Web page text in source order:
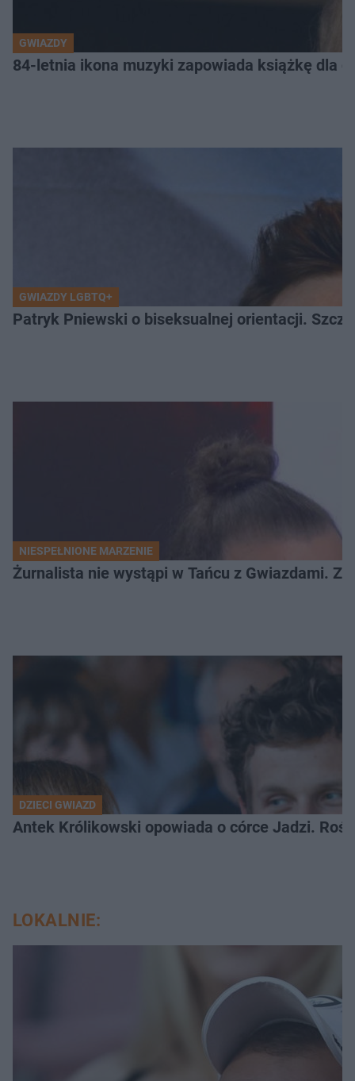
GWIAZDY
84-letnia ikona muzyki zapowiada książkę dla
GWIAZDY LGBTQ+
Patryk Pniewski o biseksualnej orientacji.
NIESPEŁNIONE MARZENIE
Żurnalista nie wystąpi w Tańcu z Gwiazdami.
DZIECI GWIAZD
Antek Królikowski opowiada o córce Jadzi.
LOKALNIE: